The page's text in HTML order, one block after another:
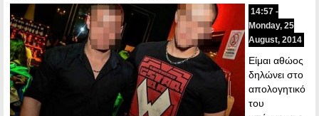
14:57 -
Monday, 25
August, 2014
Είμαι αθώος
δηλώνει στο
απολογητικό
του